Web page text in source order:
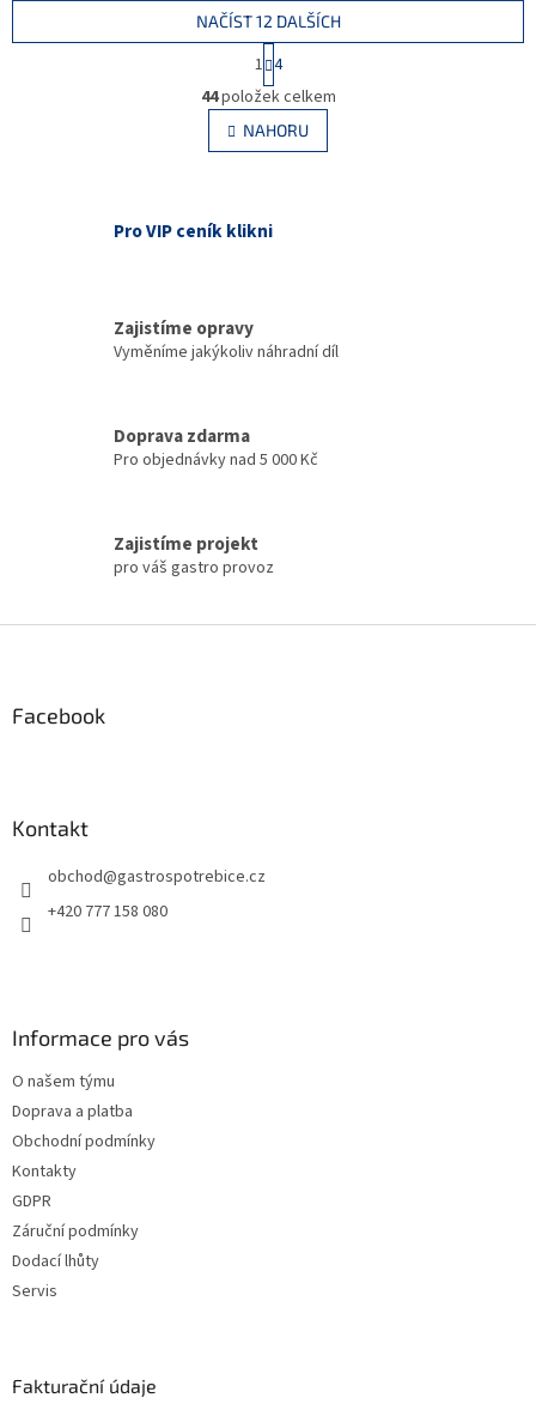
O
v
l
á
c
í
y
i
s
NAČÍST 12 DALŠÍCH
t
r
á
n
k
n
1 4
44položek celkem
NAHORU
Pro VIP ceník klikni
Zajistíme opravy
Vyměníme jakýkoliv náhradní díl
Doprava zdarma
Pro objednávky nad 5 000 Kč
Zajistíme projekt
pro váš gastro provoz
Facebook
Kontakt
obchod@gastrospotrebice.cz
+420 777 158 080
Informace pro vás
O našem týmu
Doprava a platba
Obchodní podmínky
Kontakty
GDPR
Záruční podmínky
Dodací lhůty
Servis
Fakturační údaje